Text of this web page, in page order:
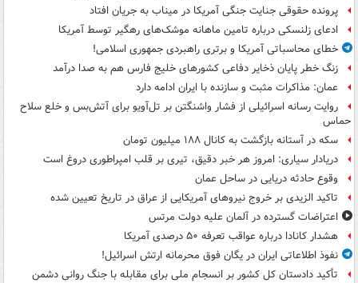
پرونده حقوقی جنایت جنگی آمریکا در میناب به جریان افتاد
ادعای زلنسکی درباره تامین ماهانه موشک‌های رهگیر توسط آمریکا
خطای محاسباتی آمریکا و برتری راهبردی جمهوری اسلامی!
زنگ خطر پایان ذخایر دفاعی کشورهای خلیج فارس هم به صدا درآمد
عمان: مذاکرات مثبت و سازنده با ایران ادامه دارد
روایت رسانه اسرائیلی از فشار واشنگتن بر تل‌آویو برای آتش‌بس و خلع سلاح
حماس
سکه در آستانه بازگشت به کانال ۱۸۸ میلیون تومان
دریادار سیاری: امروز هر خبر دقیق، تیری بر قلب امپراطوری دروغ است
وقوع حادثه دریایی در ساحل عمان
تاکید الزیدی بر خروج نیروهای آمریکایی از عراق در تاریخ تعیین شده
اعتراضات گسترده در آلمان علیه دولت مرتس
هشدار کانادا درباره عواقب تعرفه ۵۰ درصدی آمریکا
نفوذ اطلاعاتی ایران در یگان فوق محرمانه ارتش اسرائیل!
تأکید دادستان کل کشور بر انسجام ملی برای مقابله با جنگ روانی دشمن